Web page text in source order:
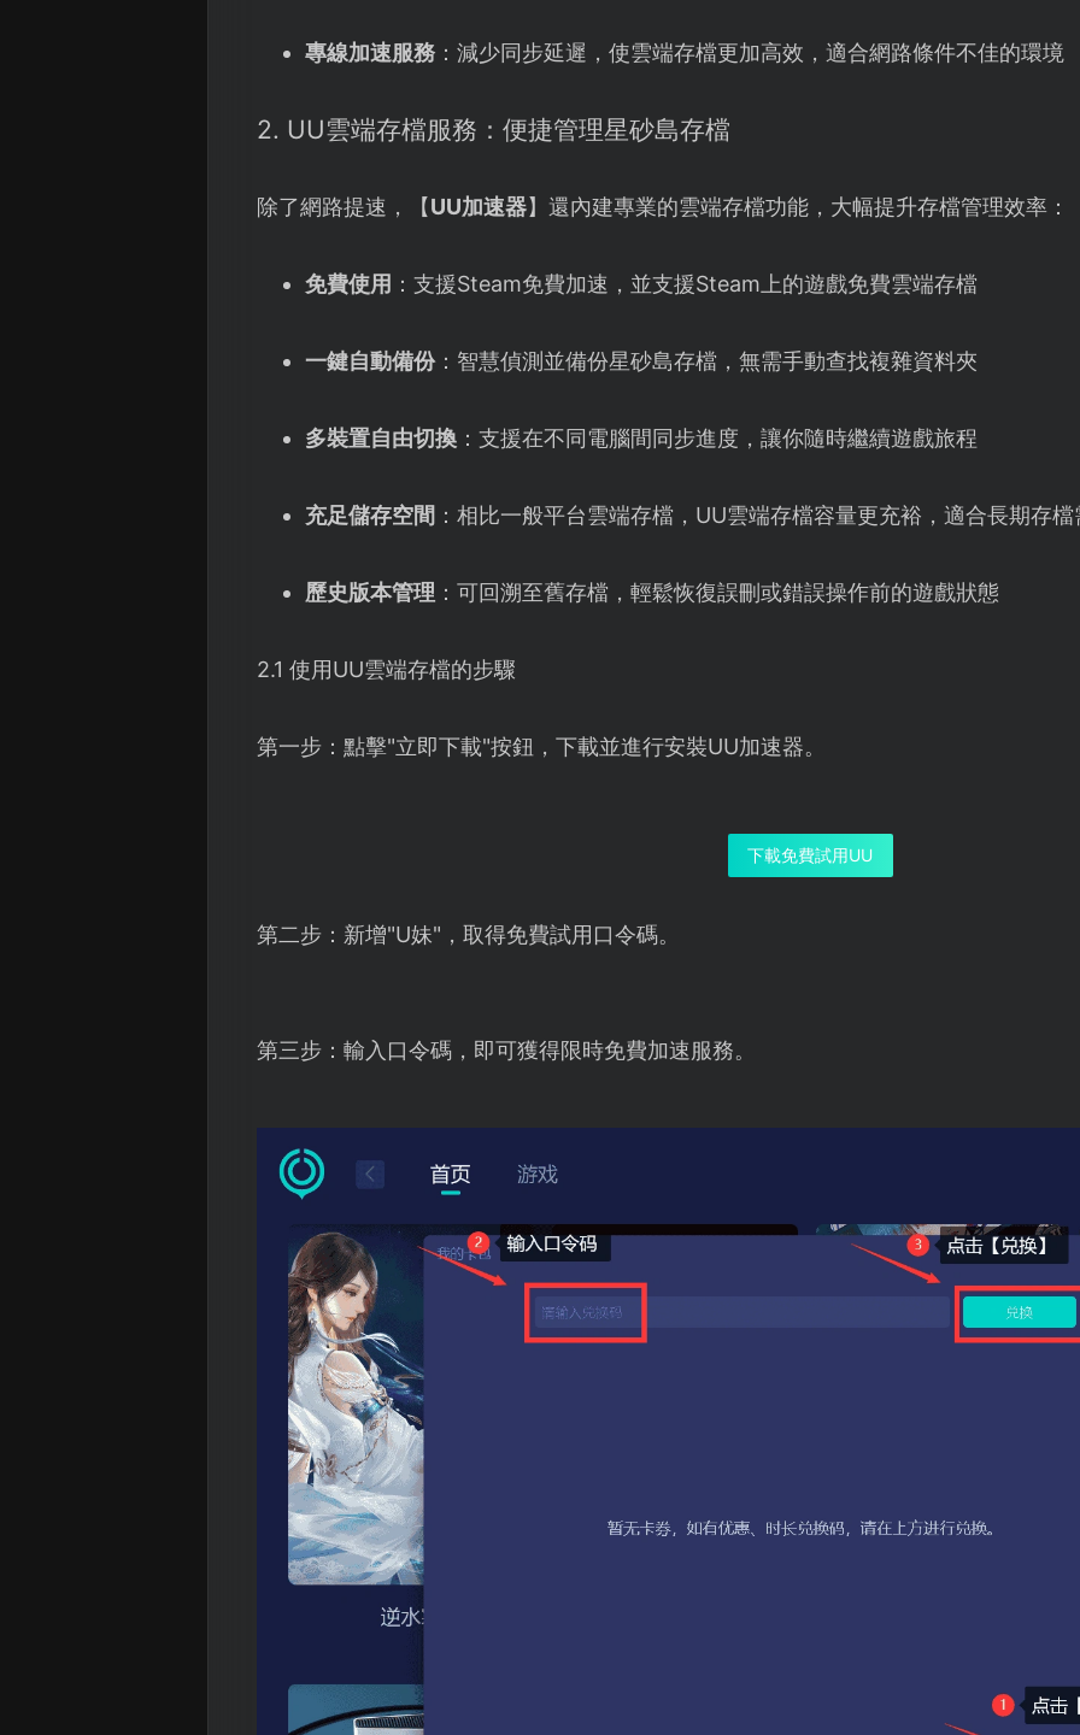
專線加速服務：減少同步延遲，使雲端存檔更加高效，適合網路條件不佳的環境
2. UU雲端存檔服務：便捷管理星砂島存檔
除了網路提速，【UU加速器】還內建專業的雲端存檔功能，大幅提升存檔管理效率：
免費使用 ：支援Steam免費加速，並支援Steam上的遊戲免費雲端存檔
一鍵自動備份：智慧偵測並備份星砂島存檔，無需手動查找複雜資料夾
多裝置自由切換：支援在不同電腦間同步進度，讓你隨時繼續遊戲旅程
充足儲存空間 ：相比一般平台雲端存檔，UU雲端存檔容量更充裕，適合長期存檔
歷史版本管理 ：可回溯至舊存檔，輕鬆恢復誤刪或錯誤操作前的遊戲狀態
2.1 使用UU雲端存檔的步驟
第一步：點擊"立即下載"按鈕，下載並進行安裝UU加速器。
下載免費試用UU
第二步：新增"U妹"，取得免費試用口令碼。
第三步：輸入口令碼，即可獲得限時免費加速服務。